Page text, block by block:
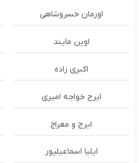
اورمان خسروشاهی
اوپن مایند
اکبری زاده
ایرج خواجه امیری
ایرج و معراج
ایلیا اسماعیلپور